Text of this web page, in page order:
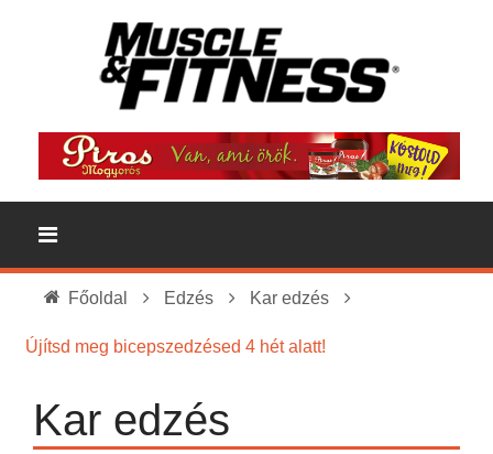
Főoldal Edzés Kar edzés
Újítsd meg bicepszedzésed 4 hét alatt!
Kar edzés